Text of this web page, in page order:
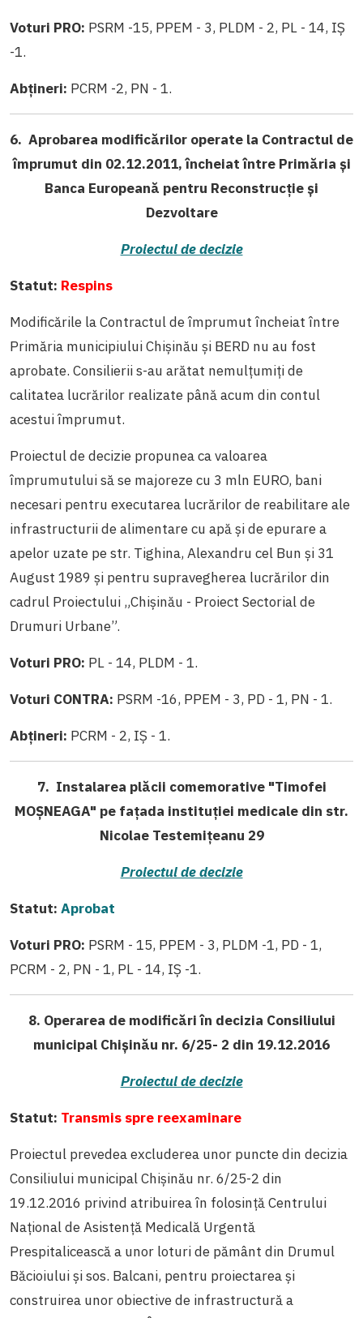
Voturi PRO: PSRM -15, PPEM - 3, PLDM - 2, PL - 14, IȘ
-1.
Abțineri: PCRM -2, PN - 1.
6. Aprobarea modificărilor operate la Contractul de
împrumut din 02.12.2011, încheiat între Primăria și
Banca Europeană pentru Reconstrucție și
Dezvoltare
Proiectul de decizie
Statut: Respins
Modificările la Contractul de împrumut încheiat între
Primăria municipiului Chişinău şi BERD nu au fost
aprobate. Consilierii s-au arătat nemulțumiți de
calitatea lucrărilor realizate până acum din contul
acestui împrumut.
Proiectul de decizie propunea ca valoarea
împrumutului să se majoreze cu 3 mln EURO, bani
necesari pentru executarea lucrărilor de reabilitare ale
infrastructurii de alimentare cu apă şi de epurare a
apelor uzate pe str. Tighina, Alexandru cel Bun şi 31
August 1989 şi pentru supravegherea lucrărilor din
cadrul Proiectului „Chişinău - Proiect Sectorial de
Drumuri Urbane”.
Voturi PRO: PL - 14, PLDM - 1.
Voturi CONTRA: PSRM -16, PPEM - 3, PD - 1, PN - 1.
Abțineri: PCRM - 2, IȘ - 1.
7. Instalarea plăcii comemorative "Timofei
MOȘNEAGA" pe fațada instituției medicale din str.
Nicolae Testemițeanu 29
Proiectul de decizie
Statut: Aprobat
Voturi PRO: PSRM - 15, PPEM - 3, PLDM -1, PD - 1,
PCRM - 2, PN - 1, PL - 14, IȘ -1.
8. Operarea de modificări în decizia Consiliului
municipal Chișinău nr. 6/25- 2 din 19.12.2016
Proiectul de decizie
Statut: Transmis spre reexaminare
Proiectul prevedea excluderea unor puncte din decizia
Consiliului municipal Chişinău nr. 6/25-2 din
19.12.2016 privind atribuirea în folosinţă Centrului
Naţional de Asistenţă Medicală Urgentă
Prespitalicească a unor loturi de pământ din Drumul
Băcioiului şi sos. Balcani, pentru proiectarea şi
construirea unor obiective de infrastructură a